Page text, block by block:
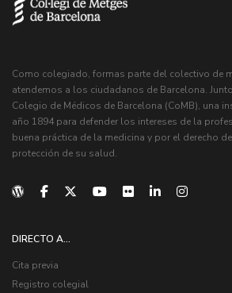
Como colegiado, formas parte del colectivo de
atendemos a los ciudadanos de Barcelona.
Colegio de Médicos de Barcelona (CoMB), una
año 1894 para defender los intereses de la
buena práctica de la medicina y por el derecho
protección de su salud.
DIRECTO A...
Cita previa
Registro colegial